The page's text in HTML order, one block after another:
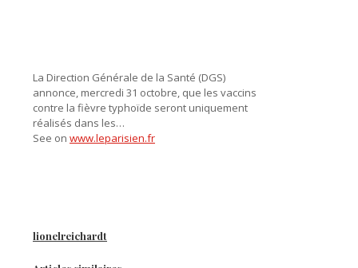
La Direction Générale de la Santé (DGS)
annonce, mercredi 31 octobre, que les vaccins
contre la fièvre typhoïde seront uniquement
réalisés dans les…
See on www.leparisien.fr
lionelreichardt